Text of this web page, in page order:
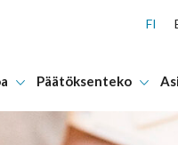
FI
Päätöksenteko